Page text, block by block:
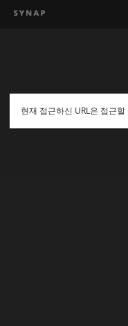
현재 접근하신 URL은 접근